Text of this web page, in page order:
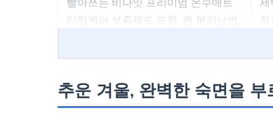
빨아쓰는 비나잇 프리미엄 온수매트
타임케어 보증제도 포함, 퀸 분리난방
세
일월 숲속애 온수매트
모
전
추운 겨울, 완벽한 숙면을